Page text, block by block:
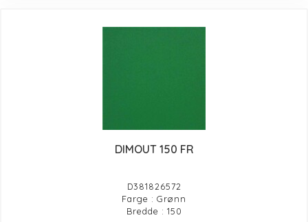
DIMOUT 150 FR
D381826572
Farge : Grønn
Bredde : 150